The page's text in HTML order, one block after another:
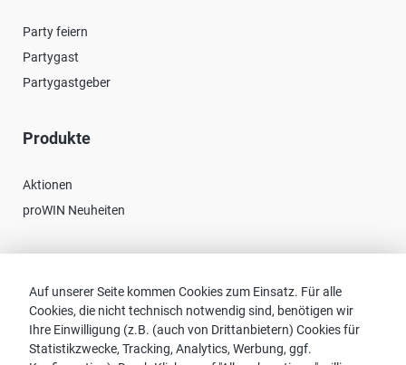
Auf unserer Seite kommen Cookies zum Einsatz. Für alle
Cookies, die nicht technisch notwendig sind, benötigen wir
Ihre Einwilligung (z.B. (auch von Drittanbietern) Cookies für
Statistikzwecke, Tracking, Analytics, Werbung, ggf.
Party feiern
Partygast
Partygastgeber
Produkte
Aktionen
proWIN Neuheiten
Vertriebspartnersuche
Kontakt zu proWIN